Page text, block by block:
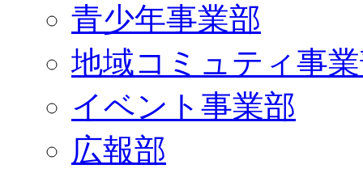
青少年事業部
地域コミュティ事
イベント事業部
広報部